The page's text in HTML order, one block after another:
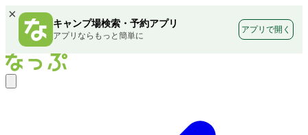
×
キャンプ場検索・予約アプリ
アプリならもっと簡単に
アプリで開く